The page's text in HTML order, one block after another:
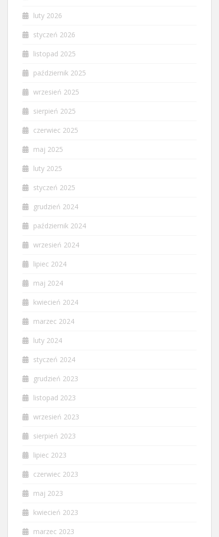
luty 2026
styczeń 2026
listopad 2025
październik 2025
wrzesień 2025
sierpień 2025
czerwiec 2025
maj 2025
luty 2025
styczeń 2025
grudzień 2024
październik 2024
wrzesień 2024
lipiec 2024
maj 2024
kwiecień 2024
marzec 2024
luty 2024
styczeń 2024
grudzień 2023
listopad 2023
wrzesień 2023
sierpień 2023
lipiec 2023
czerwiec 2023
maj 2023
kwiecień 2023
marzec 2023